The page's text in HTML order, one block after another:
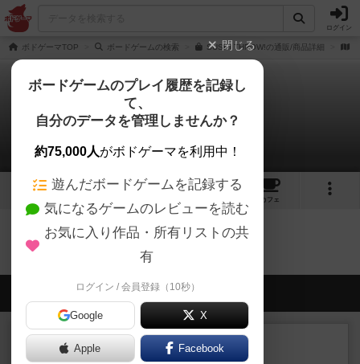
ログイン
ボドゲーマTOP ボードゲームの検索 SUSHI THROW!の通販/商品詳細
スシスロウ！
0件のレビュー
1
カフェ
スシスロウ！のトップに戻る
会員の新しい投稿
レビュー
カブラン
閉じる
ボードゲームのプレイ履歴を記録し
て、
自分のデータを管理しませんか？
約75,000人がボドゲーマを利用中！
遊んだボードゲームを記録する
気になるゲームのレビューを読む
お気に入り作品・所有リストの共
有
ログイン / 会員登録（10秒）
Google X
Apple Facebook